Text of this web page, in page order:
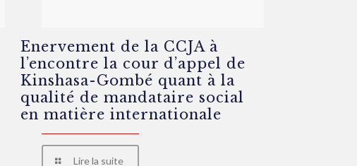
Enervement de la CCJA à
l’encontre la cour d’appel de
Kinshasa-Gombé quant à la
qualité de mandataire social
en matière internationale
Lire la suite